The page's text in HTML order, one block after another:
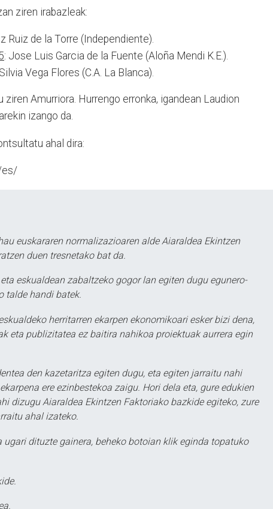
ziren irabazleak:
Ruiz de la Torre (Independiente).
: Jose Luis Garcia de la Fuente (Aloña Mendi K.E.).
Vega Flores (C.A. La Blanca).
ziren Amurriora. Hurrengo erronka, igandean Laudion
izango da.
ahal dira:
es/
euskararen normalizazioaren alde Aiaraldea Ekintzen
duen tresnetako bat da.
eskualdean zabaltzeko gogor lan egiten dugu egunero-
talde handi batek.
herritarren ekarpen ekonomikoari esker bizi dena,
eta publizitatea ez baitira nahikoa proiektuak aurrera egin
den kazetaritza egiten dugu, eta egiten jarraitu nahi
ere ezinbestekoa zaigu. Hori dela eta, gure edukien
dizugu Aiaraldea Ekintzen Faktoriako bazkide egiteko, zure
ahal izateko.
ugari dituzte gainera, beheko botoian klik eginda topatuko